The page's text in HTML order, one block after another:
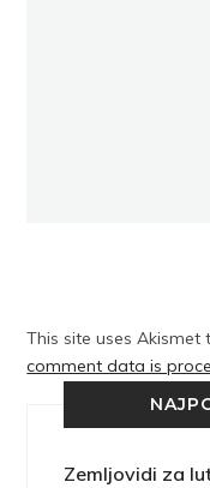
This site uses
comment data is
Zemljovidi za